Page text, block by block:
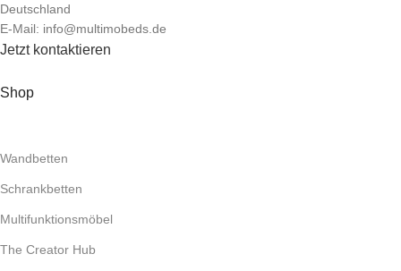
Deutschland
E-Mail: info@multimobeds.de
Jetzt kontaktieren
Shop
Wandbetten
Schrankbetten
Multifunktionsmöbel
The Creator Hub